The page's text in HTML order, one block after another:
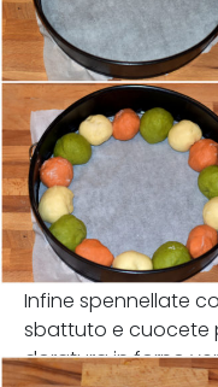
Infine spennellate
sbattuto e cuocete
doratura in forno